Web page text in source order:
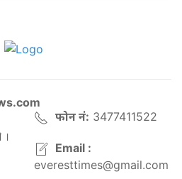
।
फोन नं: 3477411522
Email :
everesttimes@gmail.com